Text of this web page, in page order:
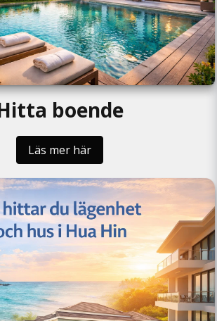
boende
Läs mer här